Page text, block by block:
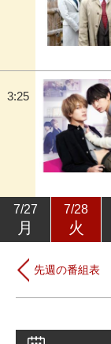
3:25
7/27
月
7/28
火
先週の番組表